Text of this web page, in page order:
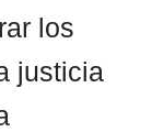
los
justicia